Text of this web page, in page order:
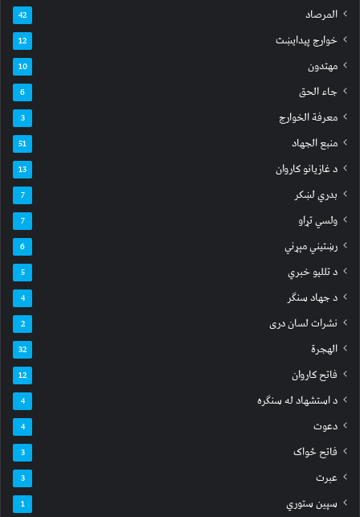
المرصاد 42
خوارج پیدایښت 12
مهتدون 10
جاء الحق 6
معرفة الخوارج 3
منبع الجهاد 51
د غازیانو کاروان 13
بدري لښکر 7
ولسي تړاو 7
رښتیني مېړني 6
د تللیو خبري 5
د جهاد سنګر 4
نشرات لسان دری 2
الهجرة 32
فاتح کاروان 12
د استشهاد له سنګره 4
دعوت 4
فاتح ځواک 3
عبرت 3
سپين ستوري 1